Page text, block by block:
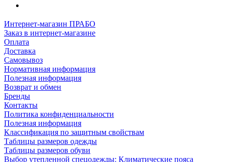
Интернет-магазин ПРАБО
Заказ в интернет-магазине
Оплата
Доставка
Самовывоз
Нормативная информация
Полезная информация
Возврат и обмен
Бренды
Контакты
Политика конфиденциальности
Полезная информация
Классификация по защитным свойствам
Таблицы размеров одежды
Таблицы размеров обуви
Выбор утепленной спецодежды: Климатические пояса